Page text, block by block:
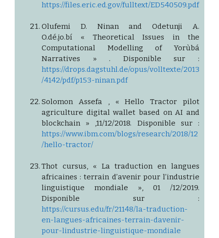
https://files.eric.ed.gov/fulltext/ED540509.pdf
Olufemi D. Ninan and Odetunji A.
O.dé.jo.bí « Theoretical Issues in the
Computational Modelling of Yorùbá
Narratives » . Disponible sur :
https://drops.dagstuhl.de/opus/volltexte/2013
/4142/pdf/p153-ninan.pdf
Solomon Assefa , « Hello Tractor pilot
agriculture digital wallet based on AI and
blockchain » ,11/12/2018. Disponible sur :
https://www.ibm.com/blogs/research/2018/12
/hello-tractor/
Thot cursus, « La traduction en langues
africaines : terrain d’avenir pour l’industrie
linguistique mondiale », 01 /12/2019.
Disponible sur :
https://cursus.edu/fr/21148/la-traduction-
en-langues-africaines-terrain-davenir-
pour-lindustrie-linguistique-mondiale